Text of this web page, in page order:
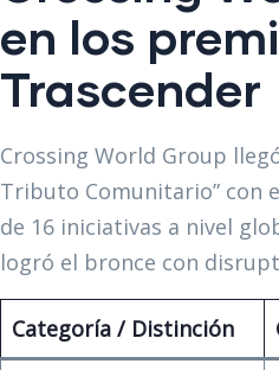
en los
Trascender
Crossing World Group
Tributo Comunitario” con
de 16 iniciativas a nivel
logró el bronce con
Categoría / Distinción